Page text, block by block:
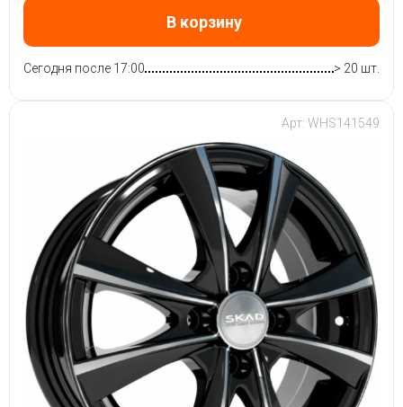
В корзину
Сегодня после 17:00 > 20 шт.
Арт: WHS141549